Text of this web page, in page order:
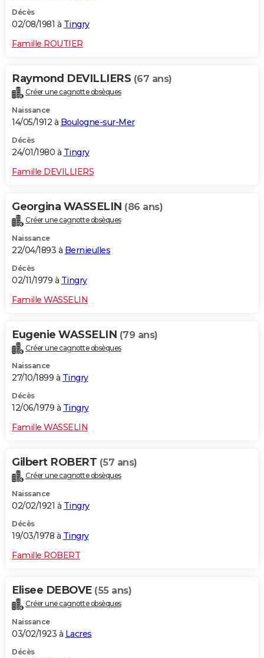
Décès
02/08/1981 à Tingry
Famille ROUTIER
Raymond DEVILLIERS (67 ans)
Créer une cagnotte obsèques
Naissance
14/05/1912 à Boulogne-sur-Mer
Décès
24/01/1980 à Tingry
Famille DEVILLIERS
Georgina WASSELIN (86 ans)
Créer une cagnotte obsèques
Naissance
22/04/1893 à Bernieulles
Décès
02/11/1979 à Tingry
Famille WASSELIN
Eugenie WASSELIN (79 ans)
Créer une cagnotte obsèques
Naissance
27/10/1899 à Tingry
Décès
12/06/1979 à Tingry
Famille WASSELIN
Gilbert ROBERT (57 ans)
Créer une cagnotte obsèques
Naissance
02/02/1921 à Tingry
Décès
19/03/1978 à Tingry
Famille ROBERT
Elisee DEBOVE (55 ans)
Créer une cagnotte obsèques
Naissance
03/02/1923 à Lacres
Décès